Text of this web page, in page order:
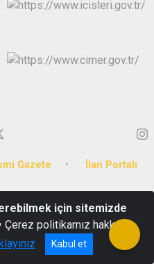
Gazete İlan Portalı
54 70
için sitemizde
Çerez politikamız hakkında
Kabul et